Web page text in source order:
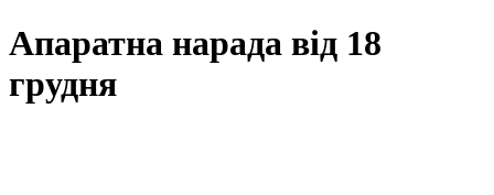
Апаратна нарада від 18
грудня